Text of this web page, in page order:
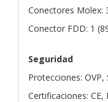
Conectores Molex:
Conector FDD: 1
Seguridad
Protecciones: OVP,
Certificaciones: CE,